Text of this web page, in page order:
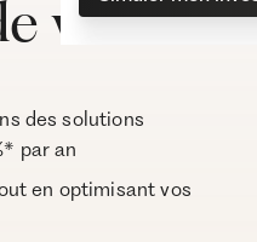
votre
des solutions
par an
en optimisant vos